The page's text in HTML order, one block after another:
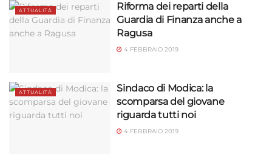
ATTUALITÀ
Riforma dei reparti della
Guardia di Finanza anche a
Ragusa
4 FEBBRAIO 2019
ATTUALITÀ
Sindaco di Modica: la
scomparsa del giovane
riguarda tutti noi
4 FEBBRAIO 2019